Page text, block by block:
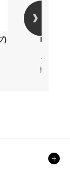
)
ック
販売価格(